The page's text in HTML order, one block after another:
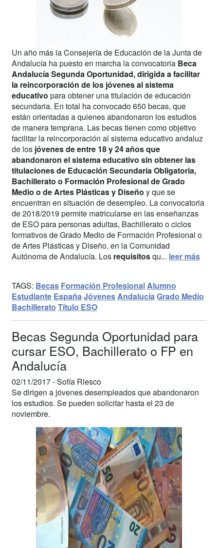
Un año más la Consejería de Educación de la Junta de
Andalucía ha puesto en marcha la convocatoria Beca
Andalucía Segunda Oportunidad, dirigida a facilitar
la reincorporación de los jóvenes al sistema
educativo para obtener una titulación de educación
secundaria. En total ha convocado 650 becas, que
están orientadas a quienes abandonaron los estudios
de manera temprana. Las becas tienen como objetivo
facilitar la reincorporación al sistema educativo andaluz
de los jóvenes de entre 18 y 24 años que
abandonaron el sistema educativo sin obtener las
titulaciones de Educación Secundaria Obligatoria,
Bachillerato o Formación Profesional de Grado
Medio o de Artes Plásticas y Diseño y que se
encuentran en situación de desempleo. La convocatoria
de 2018/2019 permite matricularse en las enseñanzas
de ESO para personas adultas, Bachillerato o ciclos
formativos de Grado Medio de Formación Profesional o
de Artes Plásticas y Diseño, en la Comunidad
Autónoma de Andalucía. Los requisitosqu... leer más
TAGS: Becas Formación ProfesionalAlumno
Estudiante EspañaJóvenesAndalucíaGrado Medio
Bachillerato Título ESO
Becas Segunda Oportunidad para
cursar ESO, Bachillerato o FP en
Andalucía
02/11/2017 -Sofía Riesco
Se dirigen a jóvenes desempleados que abandonaron
los estudios. Se pueden solicitar hasta el 23 de
noviembre.